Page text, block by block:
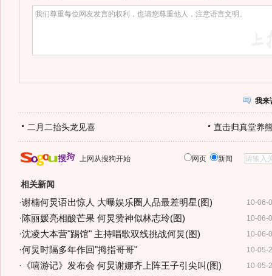
我来
二月二抬头龙见喜 直击归真堂养
上网从搜狗开始 网页 新闻
相关新闻
10-06-
·谢楠何炅语出惊人 大曝娱乐圈人品最差明星(图)
10-06-
·陈丽媛亮相酸芒果 何炅赞神似林志玲(图)
10-06-
·沈凌大本营"踢馆" 主持唱歌双线挑战何炅(图)
10-05-
·何炅时隔多年作回"拇指哥哥"
10-05-
· 《嘻游记》发布会 何炅谢娜齐上阵王子引尖叫(图)